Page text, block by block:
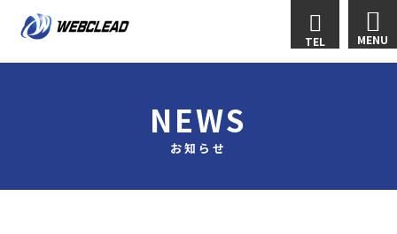
MENU
TEL
NEWS
お知らせ